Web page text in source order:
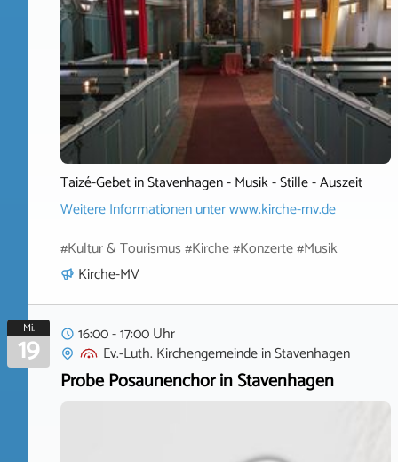
Taizé-Gebet in Stavenhagen - Musik - Stille - Auszeit
Weitere Informationen unterwww.kirche-mv.de
#Kultur & Tourismus #Kirche #Konzerte #Musik
Kirche-MV
Mi.
19
16:00 - 17:00 Uhr
Ev.-Luth. KirchengemeindeinStavenhagen
Probe Posaunenchor in Stavenhagen